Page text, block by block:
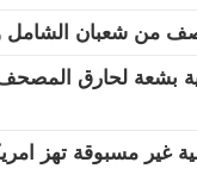
من شعبان الشامل
بشعة لحارق
غير مسبوقة تهز